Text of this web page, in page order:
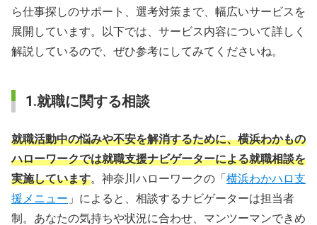
ら仕事探しのサポート、選考対策まで、幅広いサービスを
展開しています。以下では、サービス内容について詳しく
解説しているので、ぜひ参考にしてみてくださいね。
1.就職に関する相談
就職活動中の悩みや不安を解消するために、横浜わかもの
ハローワークでは就職支援ナビゲーターによる就職相談を
実施しています。神奈川ハローワークの「 横浜わかハロ支
援メニュー 」によると、相談するナビゲーターは担当者
制。あなたの気持ちや状況に合わせ、マンツーマンできめ